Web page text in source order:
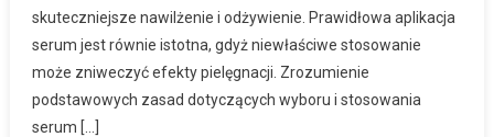
skuteczniejsze nawilżenie i odżywienie. Prawidłowa aplikacja
serum jest równie istotna, gdyż niewłaściwe stosowanie
może zniweczyć efekty pielęgnacji. Zrozumienie
podstawowych zasad dotyczących wyboru i stosowania
serum […]